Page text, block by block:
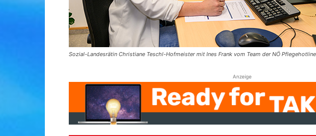
Sozial-Landesrätin Christiane Teschl-Hofmeister mit Ines Frank vom Team der NÖ
Anzeige